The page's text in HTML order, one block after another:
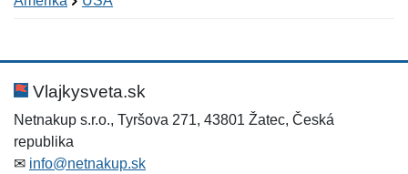
Hodnotenie:
Meno:*
Meno:
E-mail:*
Vlajkysveta.sk
Netnakup s.r.o., Tyršova 271, 43801 Žatec, Česká
republika
✉ info@netnakup.sk